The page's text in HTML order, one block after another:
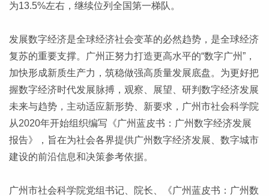
为13.5%左右，继续位列全国第一梯队。
发展数字经济是全球经济社会变革的必然趋势，是全球经济
复苏的重要支撑。广州正努力打造更高水平的“数字广州”，
加快形成新质生产力，筑稳做强高质量发展底盘。为更好把
握数字经济时代发展脉搏，观察、展望、研判数字经济发展
未来与趋势，主动适应新形势、新要求，广州市社会科学院
从2020年开始组织编写《广州蓝皮书：广州数字经济发展
报告》，旨在为社会各界提供广州数字经济发展、数字城市
建设的前沿信息和决策参考依据。
广州市社会科学院党组书记、院长、《广州蓝皮书：广州数